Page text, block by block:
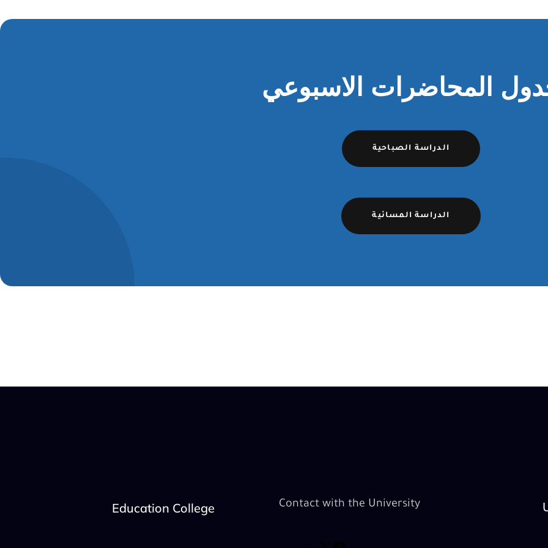
المحاضرات الاسبوعي
الدراسة الصباحية
الدراسة المسائية
Contact with the University
Education College